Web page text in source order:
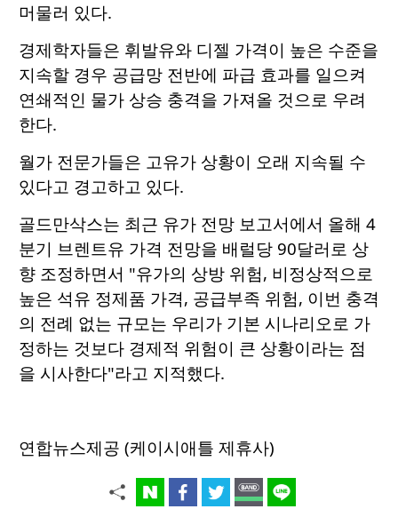
머물러 있다.
경제학자들은 휘발유와 디젤 가격이 높은 수준을
지속할 경우 공급망 전반에 파급 효과를 일으켜
연쇄적인 물가 상승 충격을 가져올 것으로 우려
한다.
월가 전문가들은 고유가 상황이 오래 지속될 수
있다고 경고하고 있다.
골드만삭스는 최근 유가 전망 보고서에서 올해 4
분기 브렌트유 가격 전망을 배럴당 90달러로 상
향 조정하면서 "유가의 상방 위험, 비정상적으로
높은 석유 정제품 가격, 공급부족 위험, 이번 충격
의 전례 없는 규모는 우리가 기본 시나리오로 가
정하는 것보다 경제적 위험이 큰 상황이라는 점
을 시사한다"라고 지적했다.
연합뉴스제공 (케이시애틀 제휴사)